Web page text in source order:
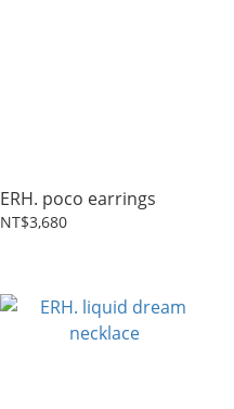
ERH. poco earrings
NT$3,680